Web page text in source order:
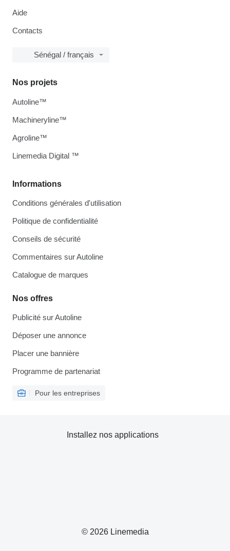
Aide
Contacts
Sénégal / français
Informations
Conditions générales d'utilisation
Politique de confidentialité
Conseils de sécurité
Commentaires sur Autoline
Catalogue de marques
Nos offres
Publicité sur Autoline
Déposer une annonce
Placer une bannière
Programme de partenariat
Pour les entreprises
Nos projets
Autoline™
Machineryline™
Agroline™
Linemedia Digital ™
© 2026 Linemedia
Installez nos applications